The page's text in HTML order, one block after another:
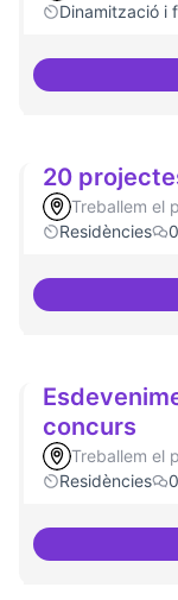
Dinamització i
20
Treballem el
Residències
0
concurs
Treballem el
Residències
0